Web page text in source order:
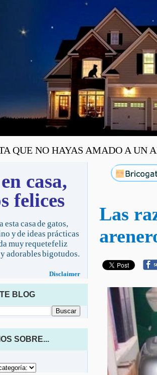
QUE NO HAYAS AMADO A UN
Las
casa,
felices
esta casa de gatos,
y de ideas prácticas
muy requetefeliz
adorables bigotudos.
Disclaimer
BLOG
SOBRE...